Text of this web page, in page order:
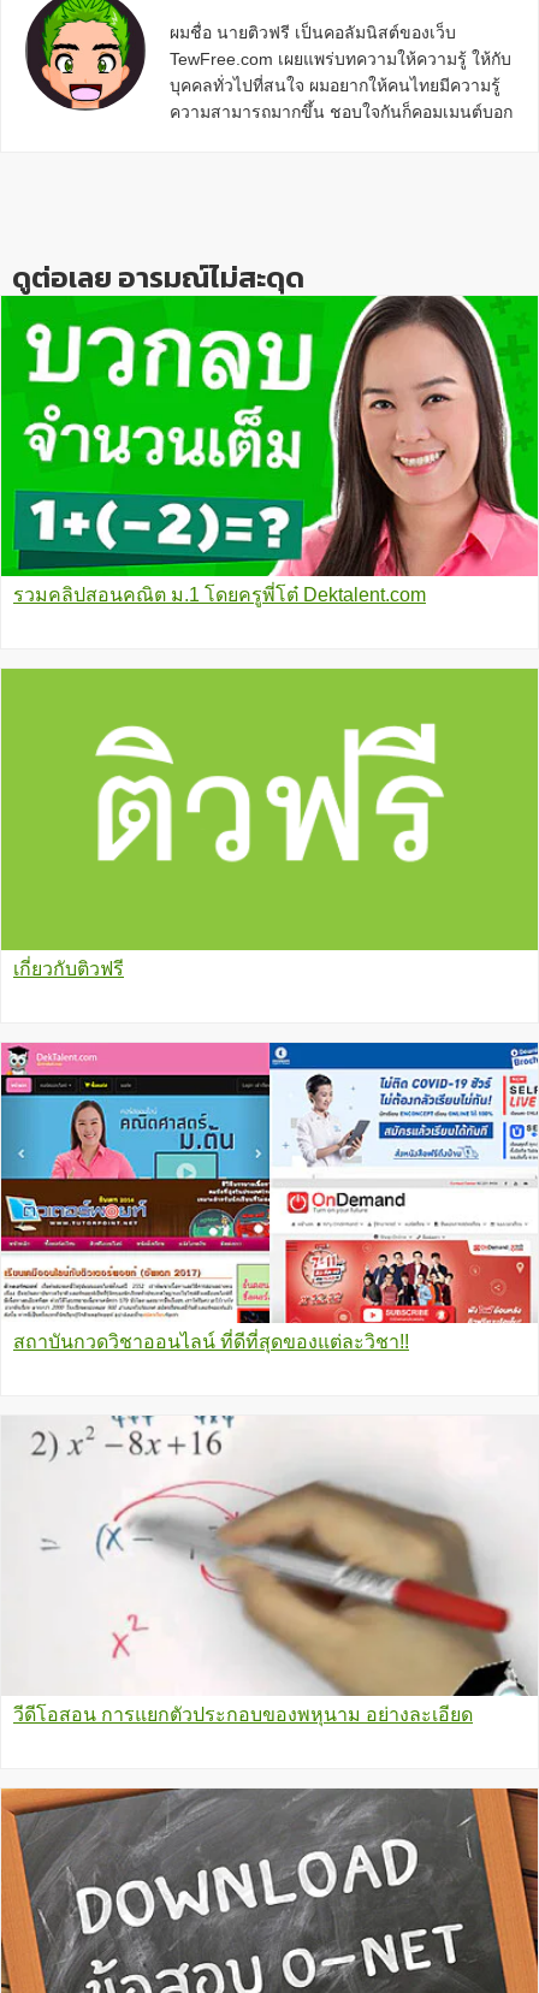
ผมชื่อ นายติวฟรี เป็นคอลัมนิสต์ของเว็บ
TewFree.com เผยแพร่บทความให้ความรู้ ให้กับ
บุคคลทั่วไปที่สนใจ ผมอยากให้คนไทยมีความรู้
ความสามารถมากขึ้น ชอบใจกันก็คอมเมนต์บอก
ดูต่อเลย อารมณ์ไม่สะดุด
รวมคลิปสอนคณิต ม.1 โดยครูพี่โต๋ Dektalent.com
เกี่ยวกับติวฟรี
สถาบันกวดวิชาออนไลน์ ที่ดีที่สุดของแต่ละวิชา!!
วีดีโอสอน การแยกตัวประกอบของพหุนาม อย่างละเอียด